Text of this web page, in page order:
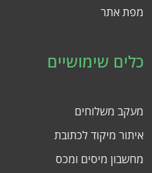
מפת אתר
כלים שימושיים
מעקב משלוחים
איתור מיקוד לכתובת
מחשבון מיסים ומכס